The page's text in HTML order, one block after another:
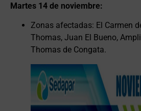
Martes 14 de noviembre:
Zonas afectadas: El Carmen
Thomas, Juan El Bueno,
Thomas de Congata.